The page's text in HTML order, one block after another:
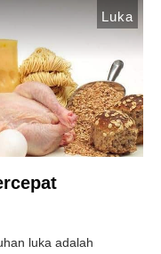
Luka
luka adalah